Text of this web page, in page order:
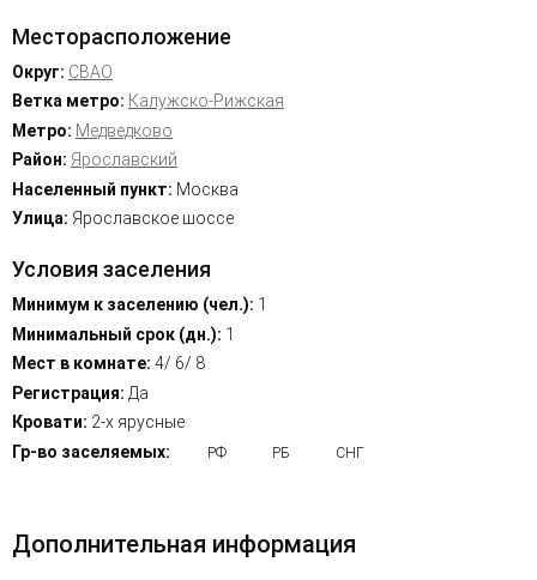
Месторасположение
Округ: СВАО
Ветка метро: Калужско-Рижская
Метро: Медведково
Район: Ярославский
Населенный пункт: Москва
Улица: Ярославское шоссе
Условия заселения
Минимум к заселению (чел.): 1
Минимальный срок (дн.): 1
Мест в комнате: 4/ 6/ 8
Регистрация: Да
Кровати: 2-х ярусные
Гр-во заселяемых:
РФ РБ СНГ
Дополнительная информация